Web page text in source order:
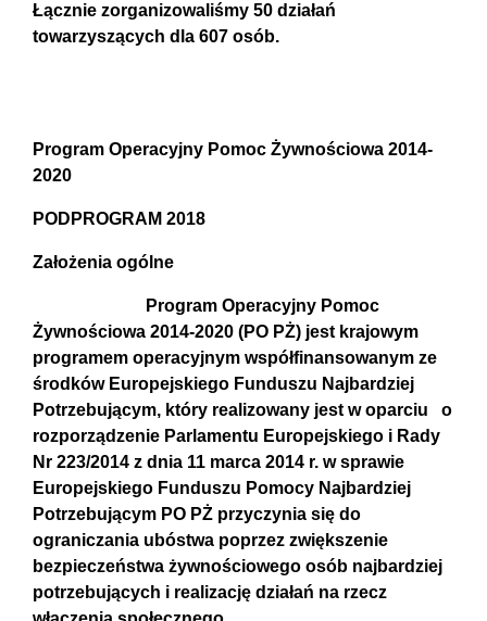
Łącznie zorganizowaliśmy 50 działań
towarzyszących dla 607 osób.
Program Operacyjny Pomoc Żywnościowa 2014-
2020
PODPROGRAM 2018
Założenia ogólne
Program Operacyjny Pomoc
Żywnościowa 2014-2020 (PO PŻ) jest krajowym
programem operacyjnym współfinansowanym ze
środków Europejskiego Funduszu Najbardziej
Potrzebującym, który realizowany jest w oparciu o
rozporządzenie Parlamentu Europejskiego i Rady
Nr 223/2014 z dnia 11 marca 2014 r. w sprawie
Europejskiego Funduszu Pomocy Najbardziej
Potrzebującym PO PŻ przyczynia się do
ograniczania ubóstwa poprzez zwiększenie
bezpieczeństwa żywnościowego osób najbardziej
potrzebujących i realizację działań na rzecz